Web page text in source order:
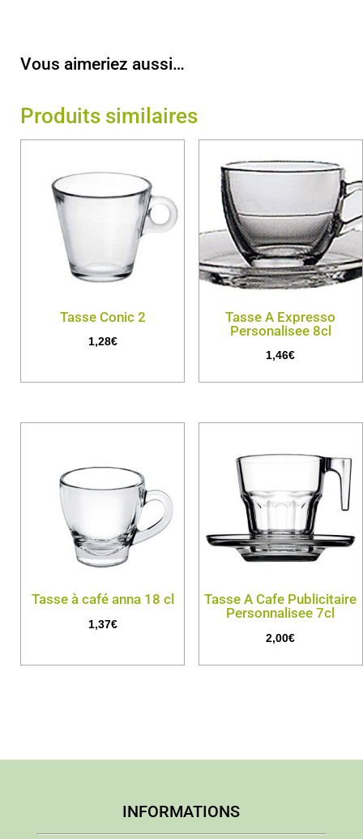
Vous aimeriez aussi…
Produits similaires
Tasse Conic 2
1,28€
Tasse A Expresso
Personalisee 8cl
1,46€
Tasse à café anna 18 cl
1,37€
Tasse A Cafe Publicitaire
Personnalisee 7cl
2,00€
INFORMATIONS